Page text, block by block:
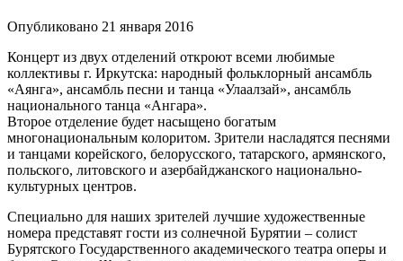
Опубликовано 21 января 2016
Концерт из двух отделений откроют всеми любимые
коллективы г. Иркутска: народный фольклорный ансамбль
«Аянга», ансамбль песни и танца «Улаалзай», ансамбль
национального танца «Ангара».
Второе отделение будет насыщено богатым
многонациональным колоритом. Зрители насладятся песнями
и танцами корейского, белорусского, татарского, армянского,
польского, литовского и азербайджанского национально-
культурных центров.
Специально для наших зрителей лучшие художественные
номера представят гости из солнечной Бурятии – солист
Бурятского Государственного академического театра оперы и